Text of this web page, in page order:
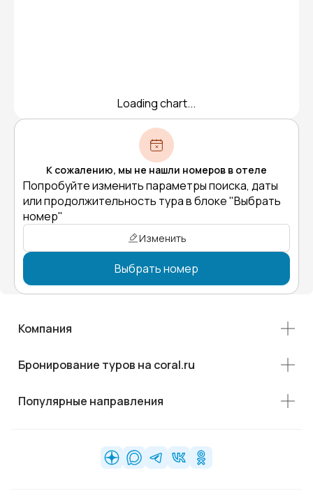
Loading chart...
К сожалению, мы не нашли номеров в отеле
Попробуйте изменить параметры поиска, даты
или продолжительность тура в блоке "Выбрать
номер"
Изменить
Выбрать номер
Компания
Бронирование туров на coral.ru
Популярные направления